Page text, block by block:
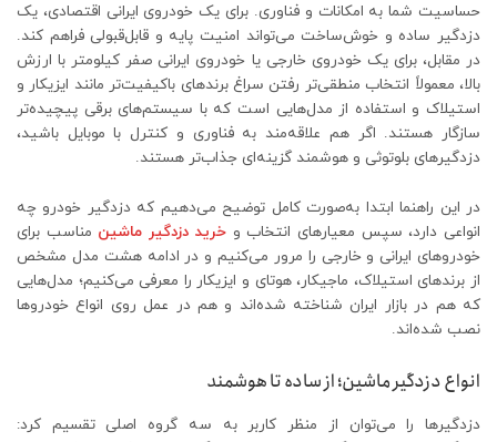
حساسیت شما به امکانات و فناوری. برای یک خودروی ایرانی اقتصادی، یک
دزدگیر ساده و خوش‌ساخت می‌تواند امنیت پایه و قابل‌قبولی فراهم کند.
در مقابل، برای یک خودروی خارجی یا خودروی ایرانی صفر کیلومتر با ارزش
بالا، معمولاً انتخاب منطقی‌تر رفتن سراغ برندهای باکیفیت‌تر مانند ایزیکار و
استیلاک و استفاده از مدل‌هایی است که با سیستم‌های برقی پیچیده‌تر
سازگار هستند. اگر هم علاقه‌مند به فناوری و کنترل با موبایل باشید،
دزدگیرهای بلوتوثی و هوشمند گزینه‌ای جذاب‌تر هستند.
در این راهنما ابتدا به‌صورت کامل توضیح می‌دهیم که دزدگیر خودرو چه
انواعی دارد، سپس معیارهای انتخاب وخرید دزدگیر ماشین مناسب برای
خودروهای ایرانی و خارجی را مرور می‌کنیم و در ادامه هشت مدل مشخص
از برندهای استیلاک، ماجیکار، هوتای و ایزیکار را معرفی می‌کنیم؛ مدل‌هایی
که هم در بازار ایران شناخته شده‌اند و هم در عمل روی انواع خودروها
نصب شده‌اند.
انواع دزدگیر ماشین؛ از ساده تا هوشمند
دزدگیرها را می‌توان از منظر کاربر به سه گروه اصلی تقسیم کرد: